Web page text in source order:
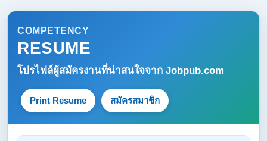
COMPETENCY
RESUME
โปรไฟล์ผู้สมัครงานที่น่าสนใจจาก Jobpub.com
Print Resume สมัครสมาชิก